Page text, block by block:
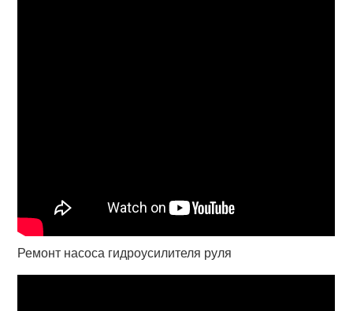
Ремонт насоса гидроусилителя руля